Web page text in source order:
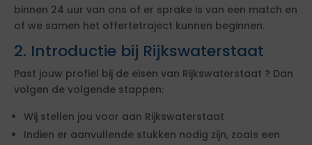
binnen 24 uur van ons of er sprake is van een match en
of we samen het offertetraject kunnen beginnen.
2. Introductie bij Rijkswaterstaat
Past jouw profiel bij de eisen van Rijkswaterstaat ? Dan
volgen de volgende stappen:
Wij stellen jou voor aan Rijkswaterstaat
Indien er aanvullende stukken nodig zijn, zoals een